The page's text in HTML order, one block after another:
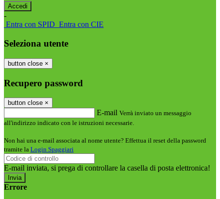
-
Entra con SPID Entra con CIE
Seleziona utente
button close ×
Recupero password
button close ×
E-mail Verrà inviato un messaggio
all'indirizzo indicato con le istruzioni necessarie.
Non hai una e-mail associata al nome utente? Effettua il reset della password
tramite la Login Spaggiari
E-mail inviata, si prega di controllare la casella di posta elettronica!
Errore